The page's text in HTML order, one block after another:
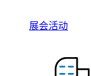
展会活动